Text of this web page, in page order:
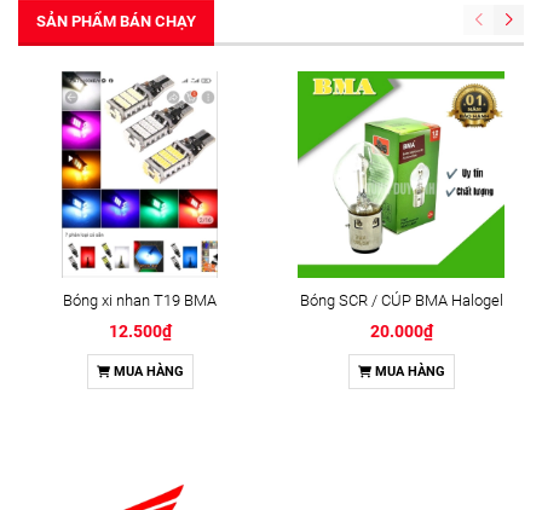
SẢN PHẨM BÁN CHẠY
Bóng xi nhan T19 BMA
12.500₫
MUA HÀNG
Bóng SCR / CÚP BMA Halogel
20.000₫
MUA HÀNG